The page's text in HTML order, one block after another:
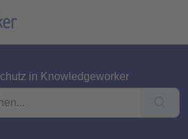
in Knowledgeworker